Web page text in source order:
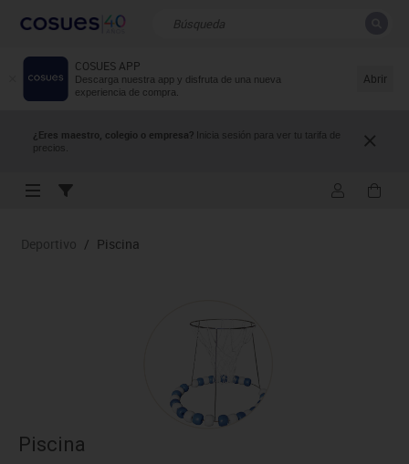
COSUES APP
Descarga nuestra app y disfruta de una nueva
experiencia de compra.
Abrir
¿Eres maestro, colegio o empresa? Inicia sesión para ver tu tarifa de
precios.
Resultados de la búsqueda
Deportivo / Piscina
Piscina